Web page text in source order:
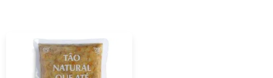
brinquedos que vão deixar seu pet mais feliz e ativo,
roupas, acessórios e muito mais!